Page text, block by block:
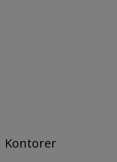
Kontorer